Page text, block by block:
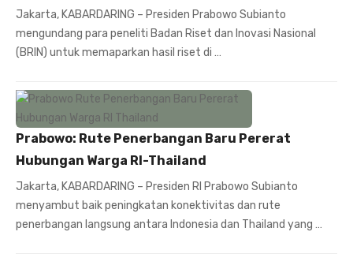
Jakarta, KABARDARING – Presiden Prabowo Subianto
mengundang para peneliti Badan Riset dan Inovasi Nasional
(BRIN) untuk memaparkan hasil riset di …
Prabowo: Rute Penerbangan Baru Pererat
Hubungan Warga RI-Thailand
Jakarta, KABARDARING – Presiden RI Prabowo Subianto
menyambut baik peningkatan konektivitas dan rute
penerbangan langsung antara Indonesia dan Thailand yang …